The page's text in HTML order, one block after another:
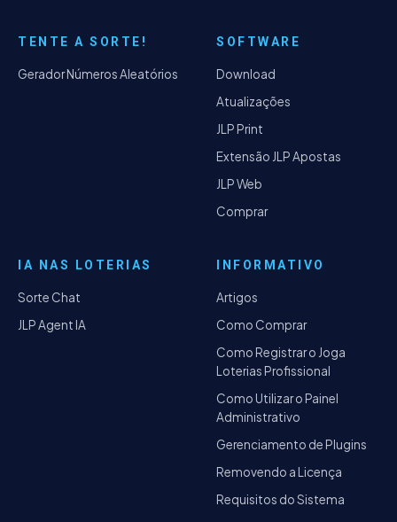
TENTE A SORTE!
Gerador Números Aleatórios
SOFTWARE
Download
Atualizações
JLP Print
Extensão JLP Apostas
JLP Web
Comprar
IA NAS LOTERIAS
Sorte Chat
JLP Agent IA
INFORMATIVO
Artigos
Como Comprar
Como Registrar o Joga
Loterias Profissional
Como Utilizar o Painel
Administrativo
Gerenciamento de Plugins
Removendo a Licença
Requisitos do Sistema